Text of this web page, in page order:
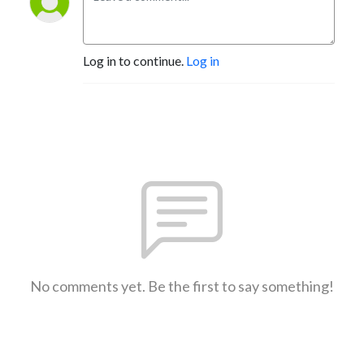
Log in to continue. Log in
No comments yet. Be the first to say something!